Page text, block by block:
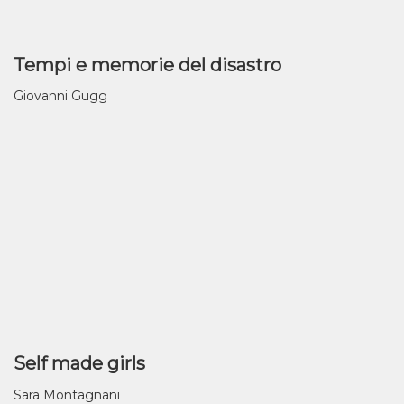
Tempi e memorie del disastro
Giovanni Gugg
Self made girls
Sara Montagnani